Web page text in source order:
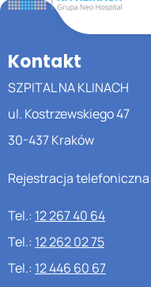
Kontakt
SZPITAL NA KLINACH
ul. Kostrzewskiego 47
30-437 Kraków
Rejestracja telefoniczna:
Tel.: 12 267 40 64
Tel.: 12 262 02 75
Tel.: 12 446 60 67